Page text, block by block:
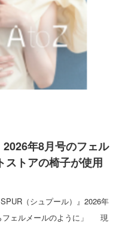
2026年8月号のフェル
ストアの椅子が使用
（シュプール）』2026年
ェルメールのように」 現